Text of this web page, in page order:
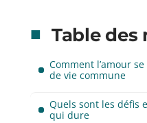
Table des
Comment l’amour
de vie commune
Quels sont les défis
qui dure